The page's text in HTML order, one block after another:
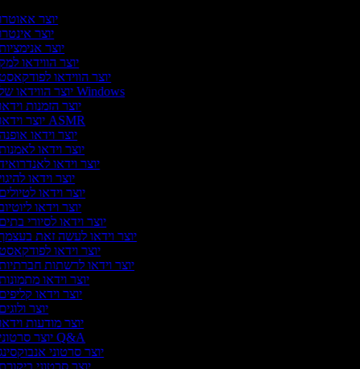
יוצר
יוצר
יוצר
יוצר הווידאו
יוצר הווידאו
יוצר הווידאו של Windows
יוצר הזמנות
יוצר וידאו ASMR
יוצר וידאו
יוצר וידאו
יוצר וידאו
יוצר וידאו
יוצר וידאו
יוצר וידאו
יוצר וידאו לסיורי
יוצר וידאו לעשה זאת
יוצר וידאו
יוצר וידאו לרשתות
יוצר וידאו
יוצר וידאו
יוצר
יוצר מודעות
יוצר סרטוני Q&A
יוצר סרטוני